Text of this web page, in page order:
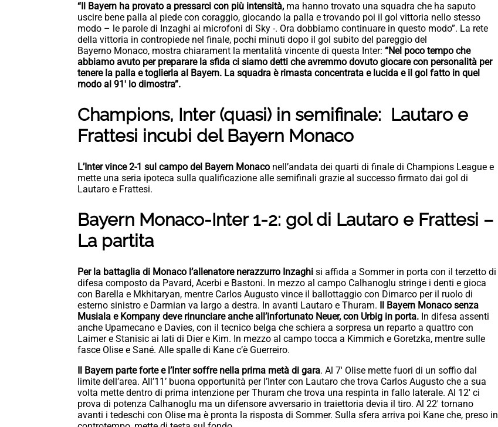
“Il Bayern ha provato a pressarci con più intensità, ma hanno trovato una squadra che ha saputo
uscire bene palla al piede con coraggio, giocando la palla e trovando poi il gol vittoria nello stesso
modo – le parole di Inzaghi ai microfoni di Sky -. Ora dobbiamo continuare in questo modo”. La rete
della vittoria in contropiede nel finale, pochi minuti dopo il gol subito del pareggio del
Bayerno Monaco, mostra chiarament la mentalità vincente di questa Inter: “Nel poco tempo che
abbiamo avuto per preparare la sfida ci siamo detti che avremmo dovuto giocare con personalità per
tenere la palla e toglierla al Bayern. La squadra è rimasta concentrata e lucida e il gol fatto in quel
modo al 91′ lo dimostra”.
Champions, Inter (quasi) in semifinale: Lautaro e
Frattesi incubi del Bayern Monaco
L’Inter vince 2-1 sul campo del Bayern Monaco nell’andata dei quarti di finale di Champions League e
mette una seria ipoteca sulla qualificazione alle semifinali grazie al successo firmato dai gol di
Lautaro e Frattesi.
Bayern Monaco-Inter 1-2: gol di Lautaro e Frattesi –
La partita
Per la battaglia di Monaco l’allenatore nerazzurro Inzaghi si affida a Sommer in porta con il terzetto di
difesa composto da Pavard, Acerbi e Bastoni. In mezzo al campo Calhanoglu stringe i denti e gioca
con Barella e Mkhitaryan, mentre Carlos Augusto vince il ballottaggio con Dimarco per il ruolo di
esterno sinistro e Darmian va largo a destra. In avanti Lautaro e Thuram. Il Bayern Monaco senza
Musiala e Kompany deve rinunciare anche all’infortunato Neuer, con Urbig in porta. In difesa assenti
anche Upamecano e Davies, con il tecnico belga che schiera a sorpresa un reparto a quattro con
Laimer e Stanisic ai lati di Dier e Kim. In mezzo al campo tocca a Kimmich e Goretzka, mentre sulle
fasce Olise e Sané. Alle spalle di Kane c’è Guerreiro.
Il Bayern parte forte e l’Inter soffre nella prima metà di gara. Al 7′ Olise mette fuori di un soffio dal
limite dell’area. All’11’ buona opportunità per l’Inter con Lautaro che trova Carlos Augusto che a sua
volta mette dentro di prima intenzione per Thuram che trova una respinta in fallo laterale. Al 12′ ci
prova di potenza Calhanoglu ma un difensore avversario in traiettoria devia il tiro. Al 22′ tornano
avanti i tedeschi con Olise ma è pronta la risposta di Sommer. Sulla sfera arriva poi Kane che, preso in